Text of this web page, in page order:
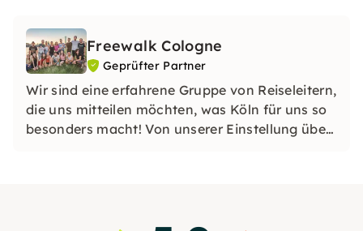
Freewalk Cologne
Geprüfter Partner
Wir sind eine erfahrene Gruppe von Reiseleitern,
die uns mitteilen möchten, was Köln für uns so
besonders macht! Von unserer Einstellung über